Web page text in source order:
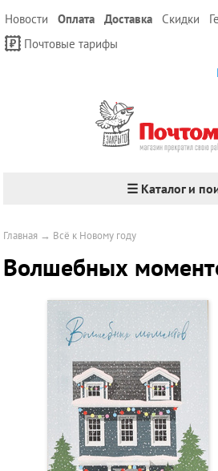
Новости Оплата Доставка Скидки
Почтовые тарифы
☰ Каталог и
Главная → Всё к Новому году
Волшебных